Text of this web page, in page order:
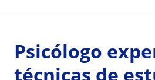
Psicólogo
técnicas de